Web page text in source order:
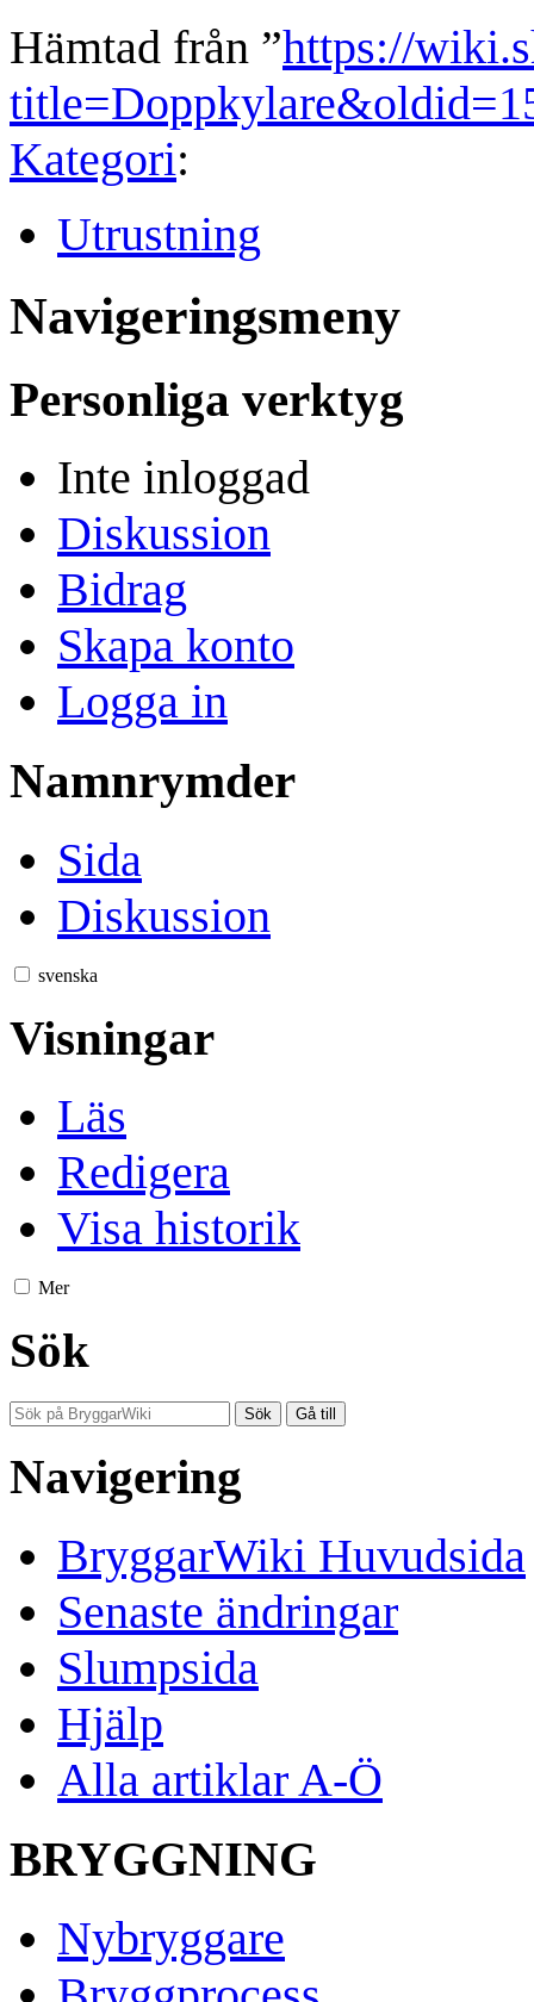
Hämtad från ”https://
Kategori:
Utrustning
Navigeringsmeny
Personliga verktyg
Inte inloggad
Diskussion
Bidrag
Skapa konto
Logga in
Namnrymder
Sida
Diskussion
svenska
Visningar
Läs
Redigera
Visa historik
Mer
Sök
Navigering
BryggarWiki Huvudsida
Senaste ändringar
Slumpsida
Hjälp
Alla artiklar A-Ö
BRYGGNING
Nybryggare